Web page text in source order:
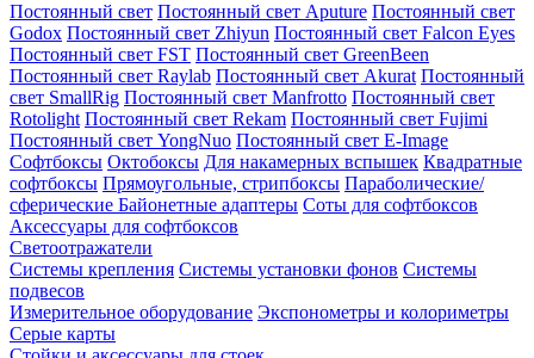
Постоянный свет Постоянный свет Aputure Постоянный свет
Godox Постоянный свет Zhiyun Постоянный свет Falcon Eyes
Постоянный свет FST Постоянный свет GreenBeen
Постоянный свет Raylab Постоянный свет Akurat Постоянный
свет SmallRig Постоянный свет Manfrotto Постоянный свет
Rotolight Постоянный свет Rekam Постоянный свет Fujimi
Постоянный свет YongNuo Постоянный свет E-Image
Софтбоксы Октобоксы Для накамерных вспышек Квадратные
софтбоксы Прямоугольные, стрипбоксы Параболические/
сферические Байонетныe адаптеры Соты для софтбоксов
Аксессуары для софтбоксов
Светоотражатели
Системы крепления Системы установки фонов Системы
подвесов
Измерительное оборудование Экспонометры и колориметры
Серые карты